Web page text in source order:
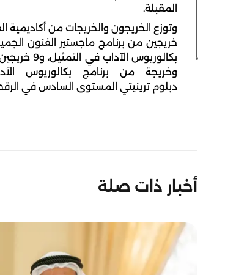
المقبلة.
دبلوم ترينيتي المستوى السادس في
أخبار ذات صلة